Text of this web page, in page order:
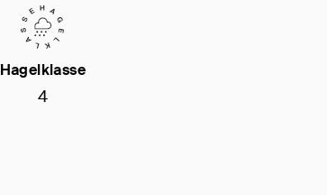
Hagelklasse
4